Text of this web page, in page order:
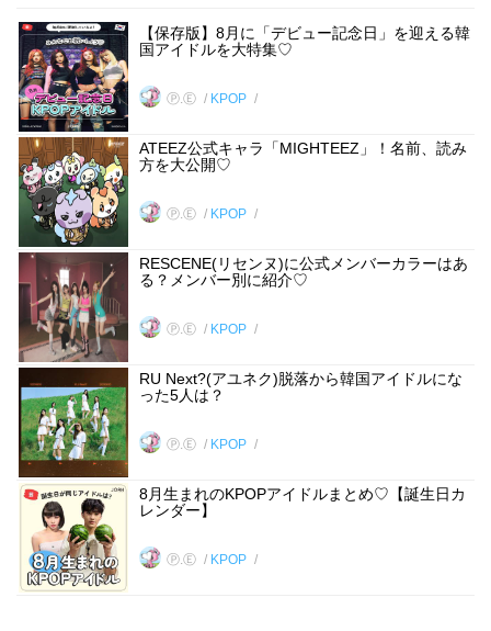
【保存版】8月に「デビュー記念日」を迎える韓
国アイドルを大特集♡
Ⓟ.Ⓔ KPOP
ATEEZ公式キャラ「MIGHTEEZ」！名前、読み
方を大公開♡
Ⓟ.Ⓔ KPOP
RESCENE(リセンヌ)に公式メンバーカラーはあ
る？メンバー別に紹介♡
Ⓟ.Ⓔ KPOP
RU Next?(アユネク)脱落から韓国アイドルにな
った5人は？
Ⓟ.Ⓔ KPOP
8月生まれのKPOPアイドルまとめ♡【誕生日カ
レンダー】
Ⓟ.Ⓔ KPOP